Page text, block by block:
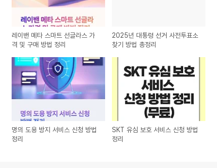
레이밴 메타 스마트 선글라스 가
격 및 구매 방법 정리
2025년 대통령 선거 사전투표소
찾기 방법 총정리
명의 도용 방지 서비스 신청 방법
정리
SKT 유심 보호 서비스 신청 방법
정리